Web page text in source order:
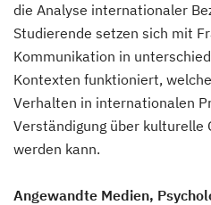
die Analyse internationaler
Studierende setzen sich mit
Kommunikation in
Kontexten funktioniert,
Verhalten in internationalen
Verständigung über kulturelle
werden kann.
Angewandte Medien,